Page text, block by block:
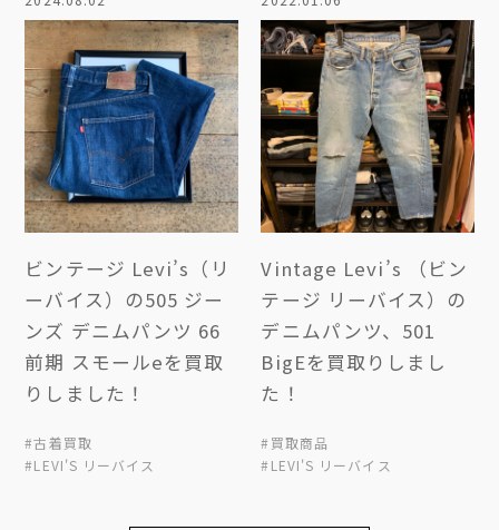
ビンテージ Levi’s（リ
ーバイス）の505 ジー
ンズ デニムパンツ 66
前期 スモールeを買取
りしました！
#古着買取
#LEVI'S リーバイス
Vintage Levi’s （ビン
テージ リーバイス）の
デニムパンツ、501
BigEを買取りしまし
た！
#買取商品
#LEVI'S リーバイス